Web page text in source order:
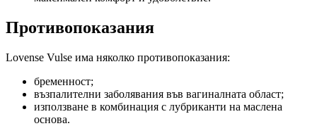
Противопоказания
Lovense Vulse има няколко противопоказания:
бременност;
възпалителни заболявания във вагиналната област;
използване в комбинация с лубриканти на маслена
основа.